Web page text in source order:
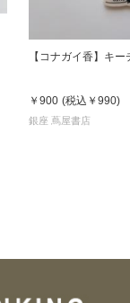
【コナガイ香】キー
￥900 (税込 ￥990)
銀座 蔦屋書店